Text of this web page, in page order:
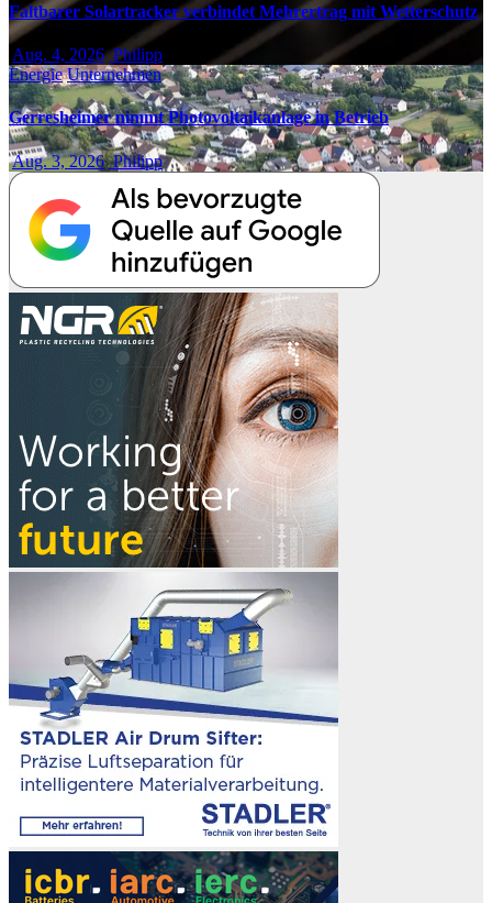
Faltbarer Solartracker verbindet Mehrertrag mit Wetterschutz
Aug. 4, 2026 Philipp
Energie Unternehmen
Gerresheimer nimmt Photovoltaikanlage in Betrieb
Aug. 3, 2026 Philipp